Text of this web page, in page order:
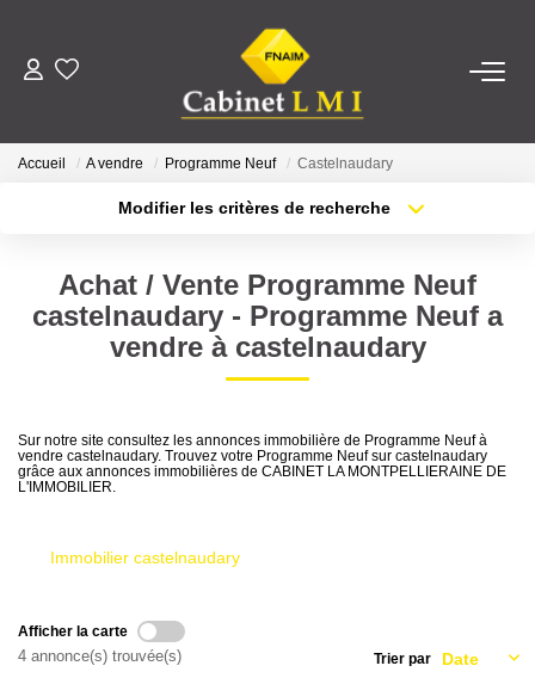
ACHETER
FAIRE GÉRER
Qui Sommes-Nous ?
Accueil A vendre Programme Neuf Castelnaudary
Modifier les critères de recherche
Sélectionnez...
Type de bien
Surface min
Plus de critères
Achat / Vente Programme Neuf
castelnaudary - Programme Neuf a
vendre à castelnaudary
Sur notre site consultez les annonces immobilière de Programme Neuf à
vendre castelnaudary. Trouvez votre Programme Neuf sur castelnaudary
grâce aux annonces immobilières de CABINET LA MONTPELLIERAINE DE
L'IMMOBILIER.
Immobilier castelnaudary
Afficher la carte
4 annonce(s) trouvée(s) Trier par